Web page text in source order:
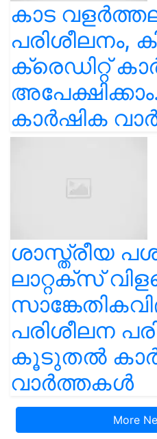
കാട
പരിശീലനം,
ക്രെഡിറ്റ്
കാർഷിക
ശാസ്ത്രീയ
ലാറ്റക്സ്
പരിശീലന
കൂടുതൽ
വാർത്തകൾ
More